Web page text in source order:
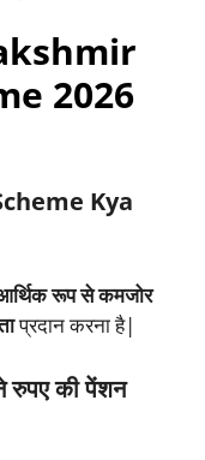
2026
Kya
रूप से कमजोर
प्रदान करना है|
रुपए की पेंशन